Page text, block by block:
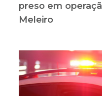
preso em
Meleiro